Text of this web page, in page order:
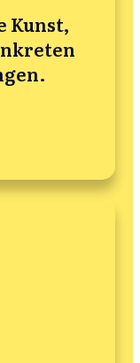
Kunst,